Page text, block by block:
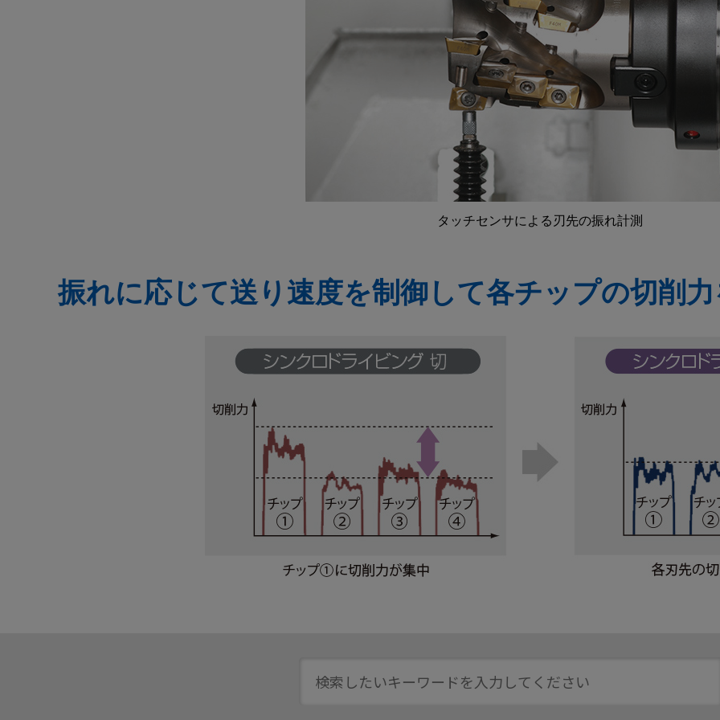
タッチセンサによる刃先の振れ計測
振れに応じて送り速度を制御して各チップの切削